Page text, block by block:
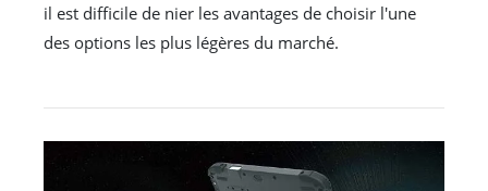
il est difficile de nier les avantages de choisir l'une
des options les plus légères du marché.